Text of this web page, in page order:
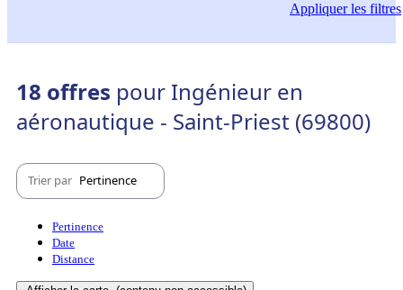
Appliquerles filtres
18 offres pour Ingénieur en
aéronautique - Saint-Priest (69800)
Trier par Pertinence
Pertinence
Date
Distance